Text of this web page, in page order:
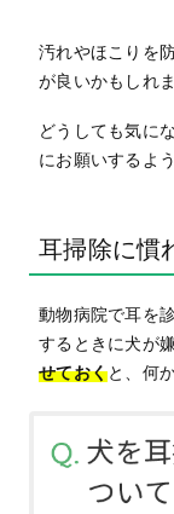
汚れやほこりを
が良いかもしれま
どうしても気に
にお願いするよ
耳掃除に慣
動物病院で耳を
するときに犬が
せておくと、何